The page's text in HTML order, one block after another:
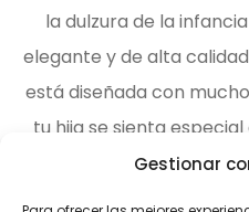
Gestionar
la dulzura de la
elegante y de alta
está diseñada con
tu hija se sienta
toda la belleza y la